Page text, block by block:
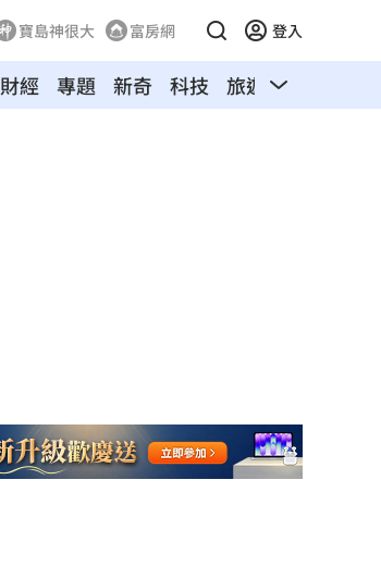
寶島神很大 富房網 登入
財經 專題 新奇 科技 旅遊 汽車